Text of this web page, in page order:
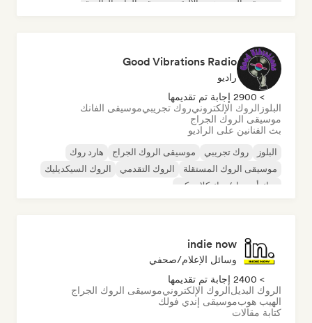
موسيقى الهيب هوب الآلية
موسيقى الراب العالمية
Good Vibrations Radio
راديو
> 2900 إجابة تم تقديمها
البلوز الروك الإلكترونيروك تجريبيموسيقى الفانك
موسيقى الروك الجراج
بث الفنانين على الراديو
البلوز روك تجريبي موسيقى الروك الجراج
هارد روك
موسيقى الروك المستقلة
الروك التقدمي
الروك السيكديليك
روك أند رول/روك كلاسيكي
indie now
وسائل الإعلام/صحفي
> 2400 إجابة تم تقديمها
الروك البديلالروك الإلكترونيموسيقى الروك الجراج
الهيب هوبموسيقى إندي فولك
كتابة مقالات